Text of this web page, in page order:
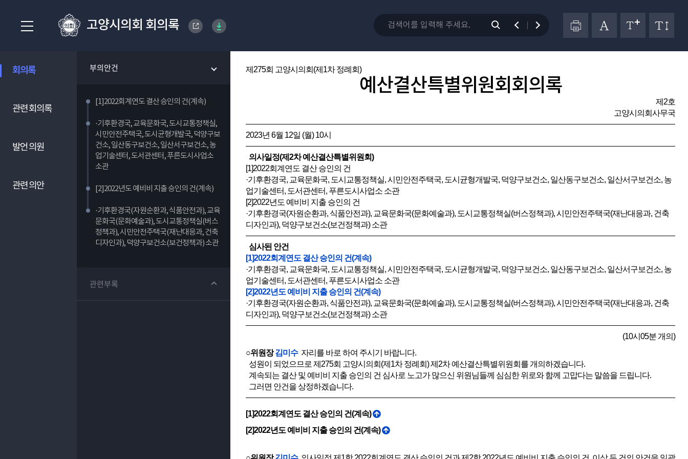
고양시의회 회의록
회의록 부의안건
[1]2022회계연도 결산 승인의 건(계속)
·기후환경국, 교육문화국, 도시교통정책실,
시민안전주택국, 도시균형개발국, 덕양구보
건소, 일산동구보건소, 일산서구보건소, 농
업기술센터, 도서관센터, 푸른도시사업소
소관
[2]2022년도 예비비 지출 승인의 건(계속)
·기후환경국(자원순환과, 식품안전과), 교육
문화국(문화예술과), 도시교통정책실(버스
정책과), 시민안전주택국(재난대응과, 건축
디자인과), 덕양구보건소(보건정책과) 소관
관련부록
관련 회의록
발언 의원
관련 의안
제275회 고양시의회(제1차 정례회)
예산결산특별위원회회의록
제2호
고양시의회사무국
2023년 6월 12일 (월) 10시
의사일정(제2차 예산결산특별위원회)
[1]2022회계연도 결산 승인의 건
·기후환경국, 교육문화국, 도시교통정책실, 시민안전주택국, 도시균형개발국, 덕양구보건소, 일산동구보건소, 일산서구보건소, 농
업기술센터, 도서관센터, 푸른도시사업소 소관
[2]2022년도 예비비 지출 승인의 건
·기후환경국(자원순환과, 식품안전과), 교육문화국(문화예술과), 도시교통정책실(버스정책과), 시민안전주택국(재난대응과, 건축
디자인과), 덕양구보건소(보건정책과) 소관
심사된 안건
[1]2022회계연도 결산 승인의 건(계속)
·기후환경국, 교육문화국, 도시교통정책실, 시민안전주택국, 도시균형개발국, 덕양구보건소, 일산동구보건소, 일산서구보건소, 농
업기술센터, 도서관센터, 푸른도시사업소 소관
[2]2022년도 예비비 지출 승인의 건(계속)
·기후환경국(자원순환과, 식품안전과), 교육문화국(문화예술과), 도시교통정책실(버스정책과), 시민안전주택국(재난대응과, 건축
디자인과), 덕양구보건소(보건정책과) 소관
(10시05분 개의)
○위원장김미수자리를 바로 하여 주시기 바랍니다.
성원이 되었으므로 제275회 고양시의회(제1차 정례회) 제2차 예산결산특별위원회를 개의하겠습니다.
계속되는 결산 및 예비비 지출 승인의 건 심사로 노고가 많으신 위원님들께 심심한 위로와 함께 고맙다는 말씀을 드립니다.
그러면 안건을 상정하겠습니다.
[1]2022회계연도 결산 승인의 건(계속)
[2]2022년도 예비비 지출 승인의 건(계속)